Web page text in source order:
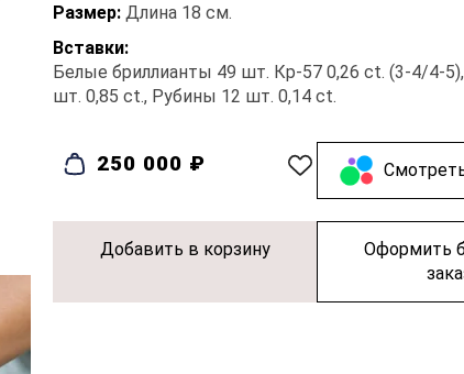
Размер: Длина 18 см.
Вставки:
Белые бриллианты 49 шт. Кр-57 0,26 ct. (3-4/4-
шт. 0,85 ct., Рубины 12 шт. 0,14 ct.
250 000 ₽
Добавить в корзину
Оформить